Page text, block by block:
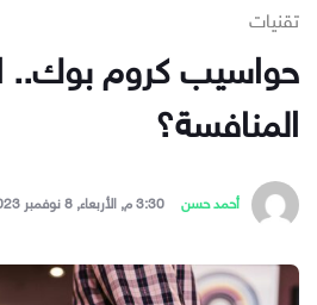
تقنيات
حواسيب كروم بوك..
المنافسة؟
أحمد حسن 3:30 م, الأربعاء, 8 نوفمبر 2023